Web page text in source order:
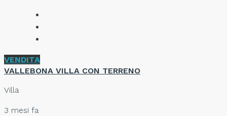
VENDITA
VALLEBONA VILLA CON TERRENO
Villa
3 mesi fa